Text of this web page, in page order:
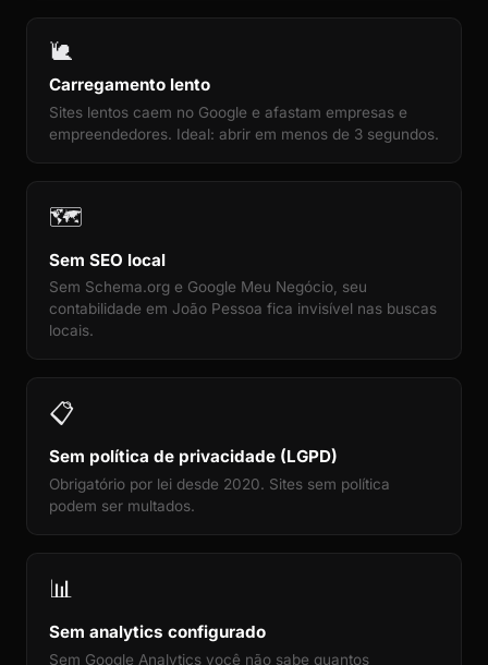
🐌
Carregamento lento
Sites lentos caem no Google e afastam empresas e
empreendedores. Ideal: abrir em menos de 3 segundos.
🗺️
Sem SEO local
Sem Schema.org e Google Meu Negócio, seu
contabilidade em João Pessoa fica invisível nas buscas
locais.
📋
Sem política de privacidade (LGPD)
Obrigatório por lei desde 2020. Sites sem política
podem ser multados.
📊
Sem analytics configurado
Sem Google Analytics você não sabe quantos